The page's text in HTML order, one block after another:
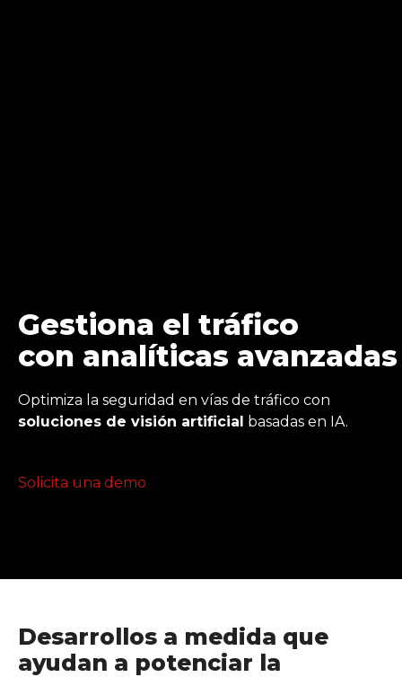
Gestiona el tráfico
con analíticas avanzadas
Optimiza la seguridad en vías de tráfico con
soluciones de visión artificial basadas en IA.
Solicita una demo
Desarrollos a medida que
ayudan a potenciar la